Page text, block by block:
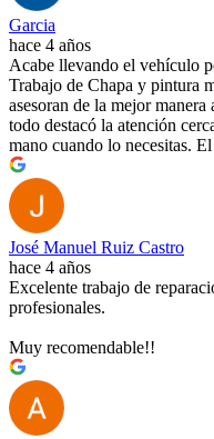
Garcia
hace 4 años
Acabe llevando el vehículo
Trabajo de Chapa y pintura
asesoran de la mejor
todo destacó la atención
mano cuando lo necesitas.
José Manuel Ruiz Castro
hace 4 años
Excelente trabajo de
profesionales.
Muy recomendable!!